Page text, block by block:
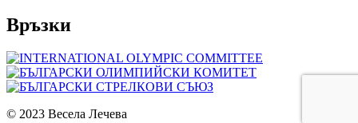
Връзки
© 2023 Весела Лечева